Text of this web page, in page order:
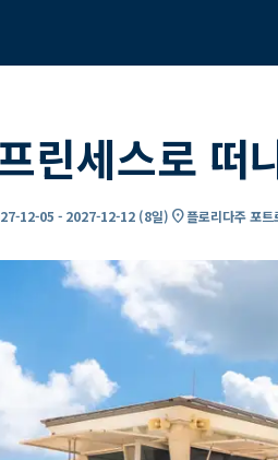
린세스로 떠
12-05 - 2027-12-12 (8일) location_on플로리다주 포